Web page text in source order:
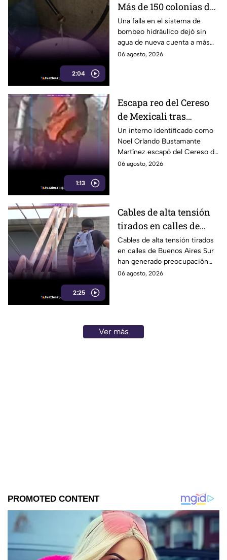
2:04
Más de 150 colonias de
Tijuana enfrentan
cortes por falla de
CESPT
Una falla en el sistema de
bombeo hidráulico dejó sin
agua de nueva cuenta a más
de 150 colonias de Tijuana,
06 agosto, 2026
1:13
Escapa reo del Cereso
de Mexicali tras
audiencia inicial; fue
localizado horas
después
Un interno identificado como
Noel Orlando Bustamante
Martínez escapó del Cereso de
Mexicali tras una audiencia
06 agosto, 2026
2:25
Cables de alta tensión
tirados en calles de
Buenos Aires Sur
representan un riesgo
para peatones en
Tijuana
Cables de alta tensión tirados
en calles de Buenos Aires Sur
han generado preocupación
entre vecinos, luego de que un
06 agosto, 2026
Ver más